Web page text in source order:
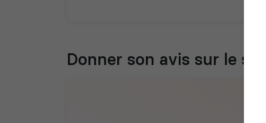
Donner son avis sur le